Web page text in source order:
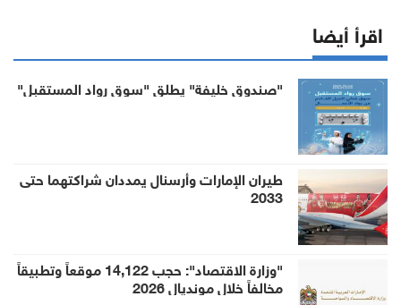
اقرأ أيضا
"صندوق خليفة" يطلق "سوق رواد المستقبل"
طيران الإمارات وأرسنال يمددان شراكتهما حتى
2033
"وزارة الاقتصاد": حجب 14,122 موقعاً وتطبيقاً
مخالفاً خلال مونديال 2026